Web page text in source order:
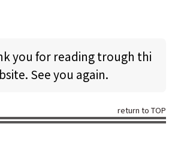
you for reading trough thi
See you again.
return to TOP